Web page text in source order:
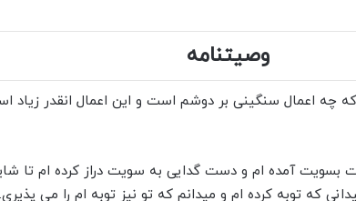
وصیتنامه
که چه اعمال سنگینی بر دوشم است و این اعمال انقدر
بسویت آمده ام و دست گدایی به سویت دراز کرده ام تا
که توبه کرده ام و میدانم که تو نیز توبه ام را می پذیری.